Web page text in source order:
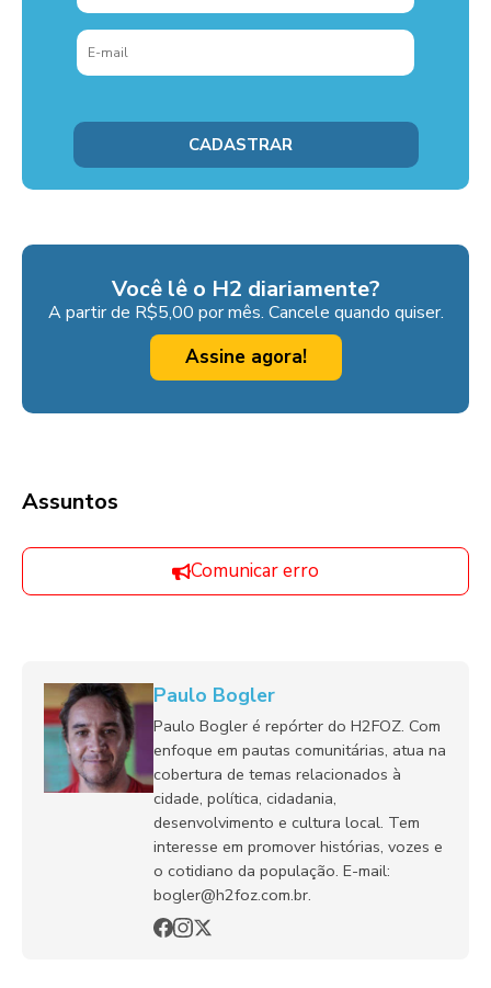
Você lê o H2 diariamente?
A partir de R$5,00 por mês. Cancele quando quiser.
Assine agora!
Assuntos
Comunicar erro
Paulo Bogler
Paulo Bogler é repórter do H2FOZ. Com
enfoque em pautas comunitárias, atua na
cobertura de temas relacionados à
cidade, política, cidadania,
desenvolvimento e cultura local. Tem
interesse em promover histórias, vozes e
o cotidiano da população. E-mail:
bogler@h2foz.com.br.